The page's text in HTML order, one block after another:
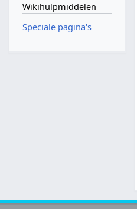
Wikihulpmiddelen
Speciale pagina's